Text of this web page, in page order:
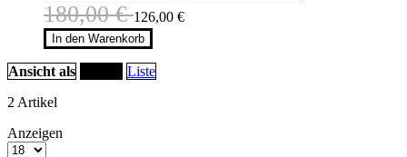
180,00 € 126,00 €
In den Warenkorb
Ansicht als
Liste
2 Artikel
Anzeigen